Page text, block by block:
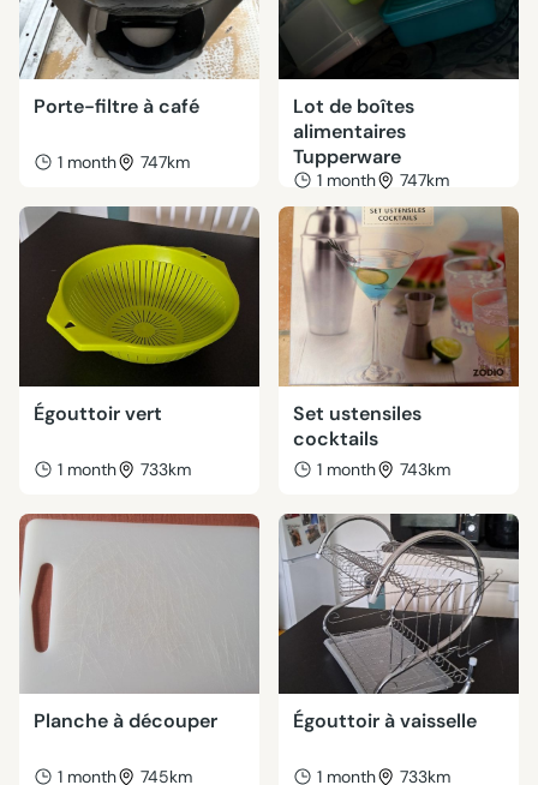
Porte-filtre à café
1 month 747km
Lot de boîtes
alimentaires
Tupperware
1 month 747km
Égouttoir vert
1 month 733km
Set ustensiles
cocktails
1 month 743km
Planche à découper
1 month 745km
Égouttoir à vaisselle
1 month 733km